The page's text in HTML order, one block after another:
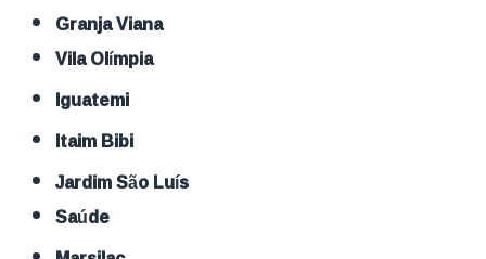
Granja Viana
Vila Olímpia
Iguatemi
Itaim Bibi
Jardim São Luís
Saúde